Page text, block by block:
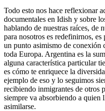
Todo esto nos hace reflexionar
documentales en Idish y sobre
hablando de nuestras raíces, de
para nosotros es redefinirnos,
un punto asimismo de conexión
toda Europa. Argentina es la
alguna característica particular
es cómo te enriquece la
ejemplo de eso y lo seguimos
recibiendo inmigrantes de otros
siempre va absorbiendo a quien
asimilarse.